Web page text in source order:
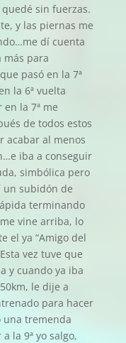
sin fuerzas.
y las piernas me
dí cuenta
más para
pasó en la 7ª
la 6ª vuelta
la 7ª me
de todos estos
acabar al menos
iba a conseguir
simbólica pero
un subidón de
terminando
vine arriba, lo
el ya “Amigo del
vez tuve que
y cuando ya iba
le dije a
para hacer
una tremenda
la 9ª yo salgo,